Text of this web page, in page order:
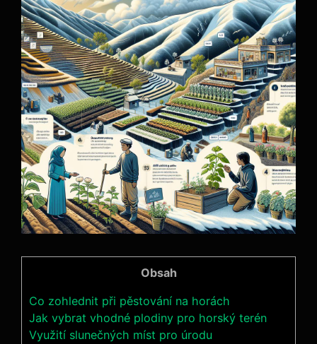
Obsah
Co zohlednit při pěstování na horách
Jak vybrat vhodné plodiny pro horský terén
Využití slunečných míst pro úrodu